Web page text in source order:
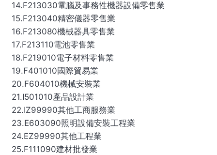
14.F213030電腦及事務性機器設備零售業
15.F213040精密儀器零售業
16.F213080機械器具零售業
17.F213110電池零售業
18.F219010電子材料零售業
19.F401010國際貿易業
20.F604010機械安裝業
21.I501010產品設計業
22.IZ99990其他工商服務業
23.E603090照明設備安裝工程業
24.EZ99990其他工程業
25.F111090建材批發業